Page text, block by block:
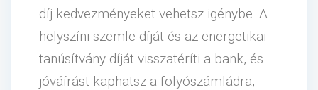
díj kedvezményeket vehetsz igénybe. A
helyszíni szemle díját és az energetikai
tanúsítvány díját visszatéríti a bank, és
jóváírást kaphatsz a folyószámládra,